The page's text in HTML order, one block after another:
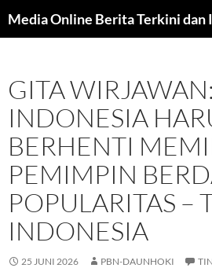
ke
GITA WIRJAWAN:
INDONESIA
BERHENTI
PEMIMPIN
POPULARITAS –
INDONESIA
25 JUNI 2026 PBN-DAUNHOKI